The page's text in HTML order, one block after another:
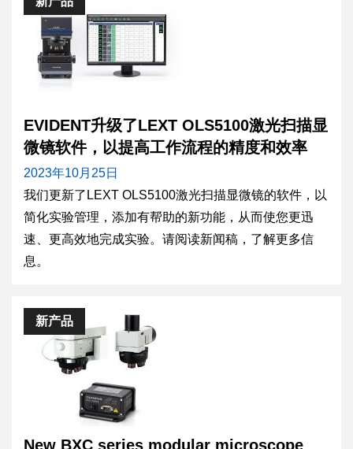
EVIDENT升级了LEXT OLS5100激光扫描显
微镜软件，以提高工作流程的精度和效率
2023年10月25日
我们更新了LEXT OLS5100激光扫描显微镜的软件，以
简化实验管理，添加有帮助的新功能，从而使您更迅
速、更高效地完成实验。请阅读新闻稿，了解更多信
息。
新产品
New BXC series modular microscope